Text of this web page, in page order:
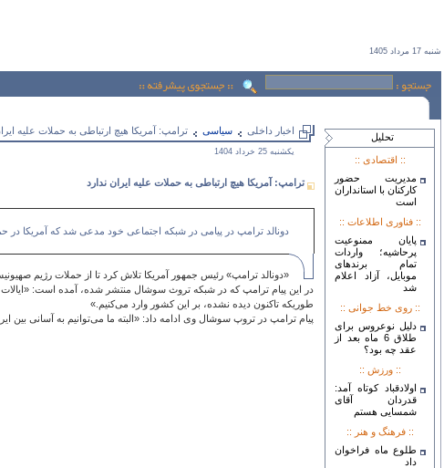
شنبه 17 مرداد 1405
اخبار داخلی سياسی ترامپ: آمریکا هیچ ارتباطی به حملات علیه
يكشنبه 25 خرداد 1404
ترامپ: آمریکا هیچ ارتباطی به حملات علیه ایران ندارد
دونالد ترامپ در پیامی در شبکه اجتماعی خود مدعی شد که آمریکا
«دونالد ترامپ» رئیس جمهور آمریکا تلاش کرد تا از حملات رژیم
در این پیام ترامپ که در شبکه تروث سوشال منتشر شده، آمده است: «ایالات
طوریکه تاکنون دیده نشده، بر این کشور وارد می‌کنیم.»
پیام ترامپ در تروپ سوشال وی ادامه داد: «البته ما می‌توانیم به آسانی بین
تحليل
:: اقتصادی ::
مدیریت حضور
کارکنان با استانداران
است
:: فناوری اطلاعات ::
پایان ممنوعیت
پرحاشیه؛ واردات
تمام برندهای
موبایل، آزاد اعلام
شد
:: روی خط جوانی ::
دلیل نوعروس برای
طلاق 6 ماه بعد از
عقد چه بود؟
:: ورزش ::
اولادقباد کوتاه آمد:
قدردان آقای
شمسایی هستم
:: فرهنگ و هنر ::
طلوع ماه فراخوان
داد